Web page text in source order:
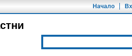
Начало